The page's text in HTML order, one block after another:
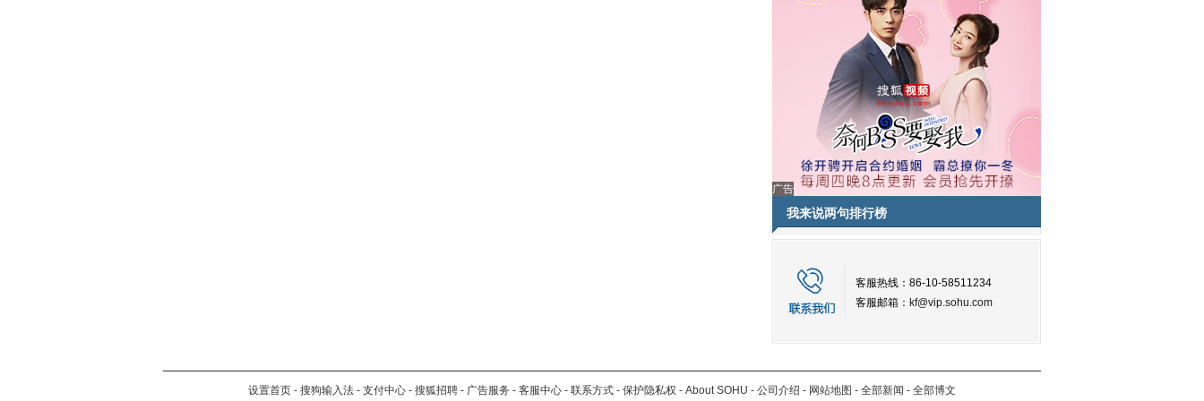
广告
我来说两句排行榜
客服热线：86-10-58511234
客服邮箱： kf@vip.sohu.com
设置首页 - 搜狗输入法 - 支付中心 - 搜狐招聘 - 广告服务 - 客服中心 - 联系方式 - 保护隐私权 - About SOHU - 公司介绍 - 网站地图 - 全部新闻 - 全部博文